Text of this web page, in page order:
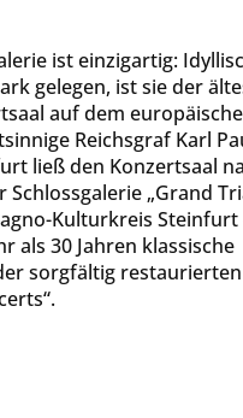
ist einzigartig:
gelegen, ist sie der
auf dem
Reichsgraf Karl
ließ den Konzertsaal
„Grand
Kulturkreis Steinfurt
als 30 Jahren klassische
sorgfältig restaurierten